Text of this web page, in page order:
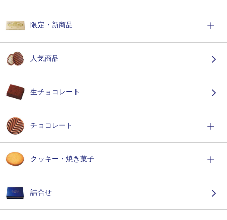
限定・新商品
人気商品
生チョコレート
チョコレート
クッキー・焼き菓子
詰合せ